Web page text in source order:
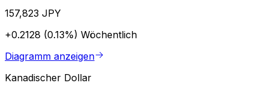
157,823 JPY
+0.2128 (0.13%) Wöchentlich
Diagramm anzeigen
Kanadischer Dollar